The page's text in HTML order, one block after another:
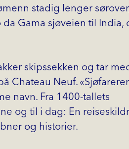
stadig lenger
Gama sjøveien til India,
skipssekken og tar
Chateau Neuf.
navn. Fra 1400-tallets
og til i dag: En
og historier.